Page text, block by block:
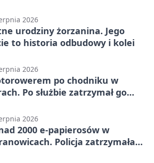
2026
urodziny żorzanina. Jego
to historia odbudowy i kolei
2026
po chodniku w
Po służbie zatrzymał go
2026
2000 e-papierosów w
Policja zatrzymała